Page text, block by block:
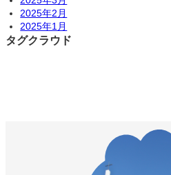
2025年2月
2025年1月
タグクラウド